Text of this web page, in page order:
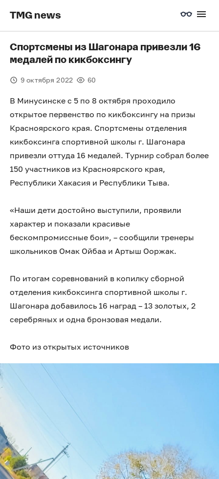
TMG news
Спортсмены из Шагонара привезли 16
медалей по кикбоксингу
9 октября 2022 60
В Минусинске с 5 по 8 октября проходило
открытое первенство по кикбоксингу на призы
Красноярского края. Спортсмены отделения
кикбоксинга спортивной школы г. Шагонара
привезли оттуда 16 медалей. Турнир собрал более
150 участников из Красноярского края,
Республики Хакасия и Республики Тыва.
«Наши дети достойно выступили, проявили
характер и показали красивые
бескомпромиссные бои», – сообщили тренеры
школьников Омак Ойбаа и Артыш Ооржак.
По итогам соревнований в копилку сборной
отделения кикбоксинга спортивной школы г.
Шагонара добавилось 16 наград – 13 золотых, 2
серебряных и одна бронзовая медали.
Фото из открытых источников